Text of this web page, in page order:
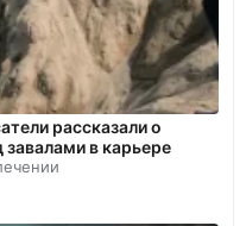
рассказали о
завалами в карьере